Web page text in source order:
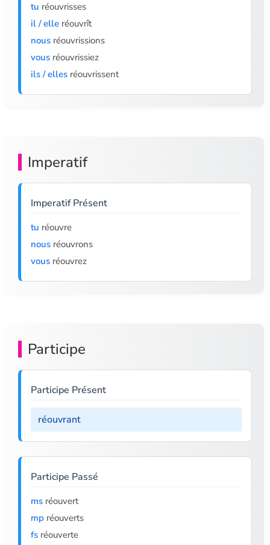
tu réouvrisses
il / elle réouvrît
nous réouvrissions
vous réouvrissiez
ils / elles réouvrissent
Imperatif
Imperatif Présent
tu réouvre
nous réouvrons
vous réouvrez
Participe
Participe Présent
réouvrant
Participe Passé
ms réouvert
mp réouverts
fs réouverte